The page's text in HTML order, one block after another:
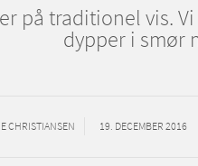
på traditionel vis.
dypper i smør
CHRISTIANSEN 19. DECEMBER 2016